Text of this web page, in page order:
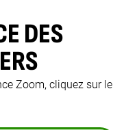
DES
Zoom, cliquez sur le